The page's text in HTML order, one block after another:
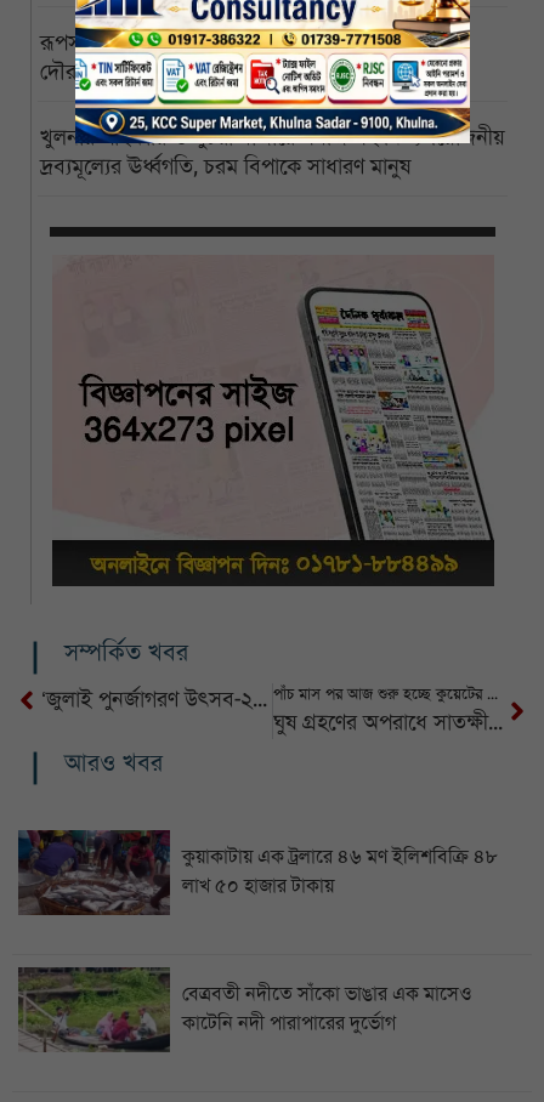
রূপসায় মৎস্য কারখানায় একের পর একচুরি, বখাটের
দৌরাত্ম্যে অসহায় ব্যবসায়ীরা
খুলনার পাইকারি ও খুচরা বাজারে সবজি-সহ নিত্যপ্রয়োজনীয়
দ্রব্যমূল্যের ঊর্ধ্বগতি, চরম বিপাকে সাধারণ মানুষ
সম্পর্কিত খবর
‘জুলাই পুনর্জাগরণ উৎসব-২০২৫’ উপলক্ষে নৌবাহিনীর বিনামূল্যে মেডিকেল ক্যাম্প অনুষ্ঠিত পাঁচ মাস পর আজ শুরু হচ্ছে কুয়েটের একাডেমিক কার্যক্রম
ঘুষ গ্রহণের অপরাধে সাতক্ষীরা জেলা পরিষদের সাবেক সাঁটলিপিকারের ৭ বছরের কারাদন্ড
আরও খবর
কুয়াকাটায় এক ট্রলারে ৪৬ মণ ইলিশবিক্রি ৪৮
লাখ ৫০ হাজার টাকায়
বেত্রবতী নদীতে সাঁকো ভাঙার এক মাসেও
কাটেনি নদী পারাপারের দুর্ভোগ